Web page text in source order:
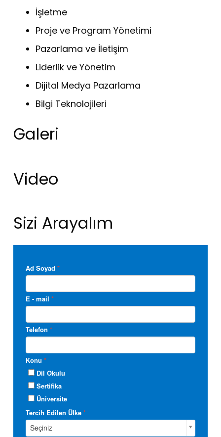
İşletme
Proje ve Program Yönetimi
Pazarlama ve İletişim
Liderlik ve Yönetim
Dijital Medya Pazarlama
Bilgi Teknolojileri
Galeri
Video
Sizi Arayalım